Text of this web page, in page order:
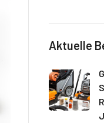
Aktuelle